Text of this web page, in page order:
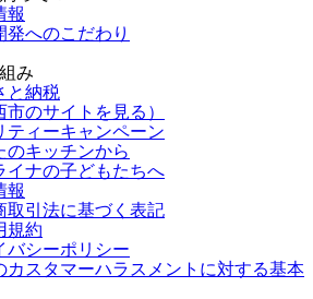
報
発へのこだわり
み
と納税
市のサイトを見る ）
ティーキャンペーン
のキッチンから
イナの子どもたちへ
報
取引法に基づく表記
規約
バシーポリシー
カスタマーハラスメントに対する基本